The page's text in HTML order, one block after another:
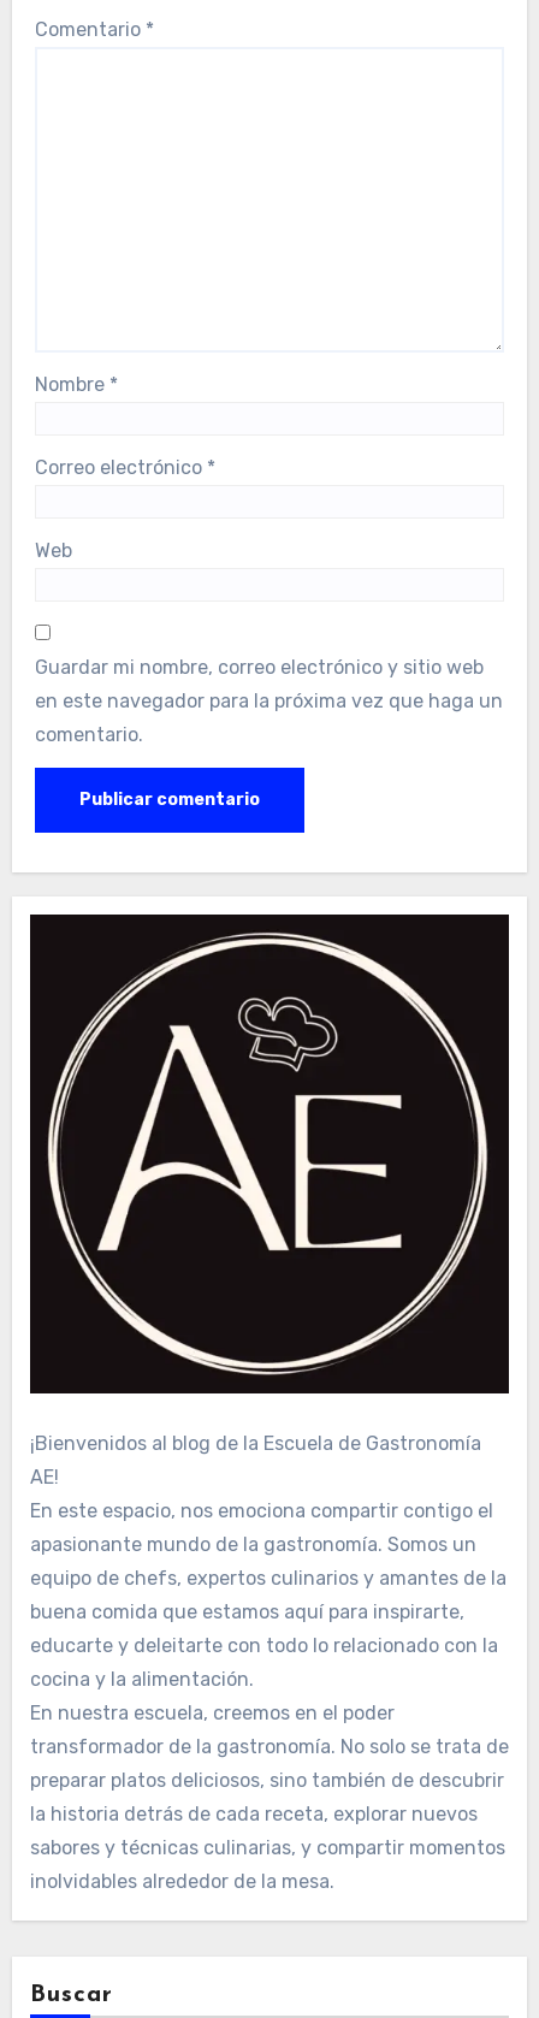
Comentario *
Nombre *
Correo electrónico *
Web
Guardar mi nombre, correo electrónico y sitio web
en este navegador para la próxima vez que haga un
comentario.
¡Bienvenidos al blog de la Escuela de Gastronomía
AE!
En este espacio, nos emociona compartir contigo el
apasionante mundo de la gastronomía. Somos un
equipo de chefs, expertos culinarios y amantes de la
buena comida que estamos aquí para inspirarte,
educarte y deleitarte con todo lo relacionado con la
cocina y la alimentación.
En nuestra escuela, creemos en el poder
transformador de la gastronomía. No solo se trata de
preparar platos deliciosos, sino también de descubrir
la historia detrás de cada receta, explorar nuevos
sabores y técnicas culinarias, y compartir momentos
inolvidables alrededor de la mesa.
Buscar